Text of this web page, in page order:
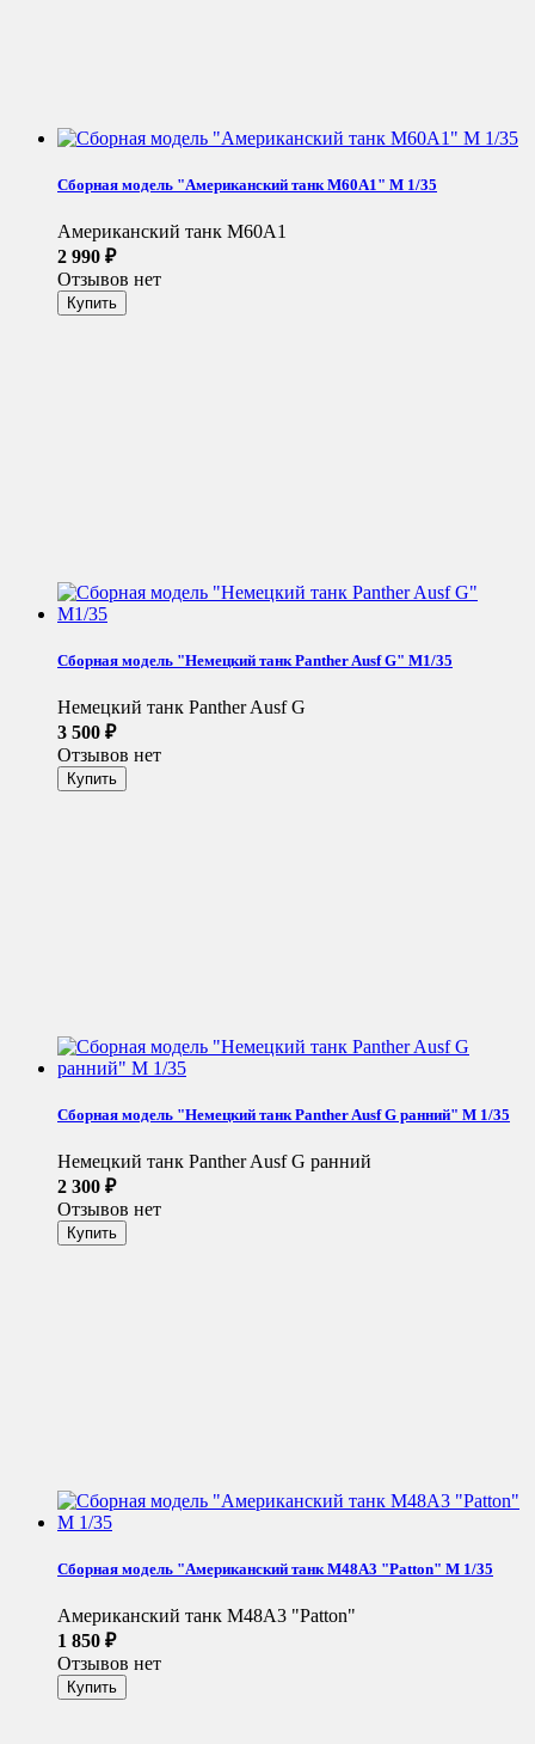
Сборная модель "Американский танк M60A1" М 1/35
Американский танк M60A1
2 990 ₽
Отзывов нет
Сборная модель "Немецкий танк Panther Ausf G" М1/35
Немецкий танк Panther Ausf G
3 500 ₽
Отзывов нет
Сборная модель "Немецкий танк Panther Ausf G ранний" М 1/35
Немецкий танк Panther Ausf G ранний
2 300 ₽
Отзывов нет
Сборная модель "Американский танк M48A3 "Patton" М 1/35
Американский танк M48A3 "Patton"
1 850 ₽
Отзывов нет